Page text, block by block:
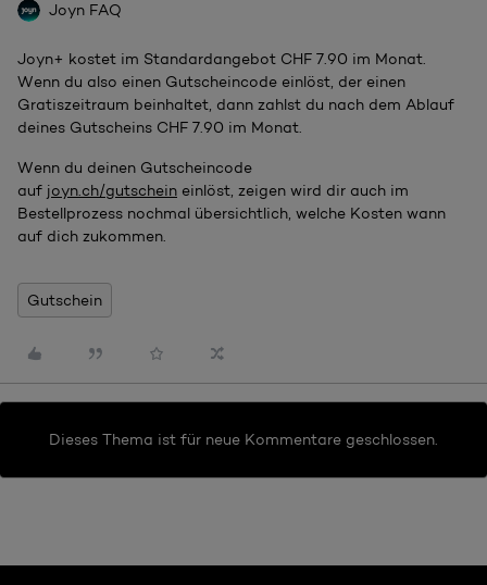
Joyn FAQ
Joyn+ kostet im Standardangebot CHF 7.90 im Monat.
Wenn du also einen Gutscheincode einlöst, der einen
Gratiszeitraum beinhaltet, dann zahlst du nach dem Ablauf
deines Gutscheins CHF 7.90 im Monat.
Wenn du deinen Gutscheincode
auf joyn.ch/gutschein einlöst, zeigen wird dir auch im
Bestellprozess nochmal übersichtlich, welche Kosten wann
auf dich zukommen.
Gutschein
Dieses Thema ist für neue Kommentare geschlossen.